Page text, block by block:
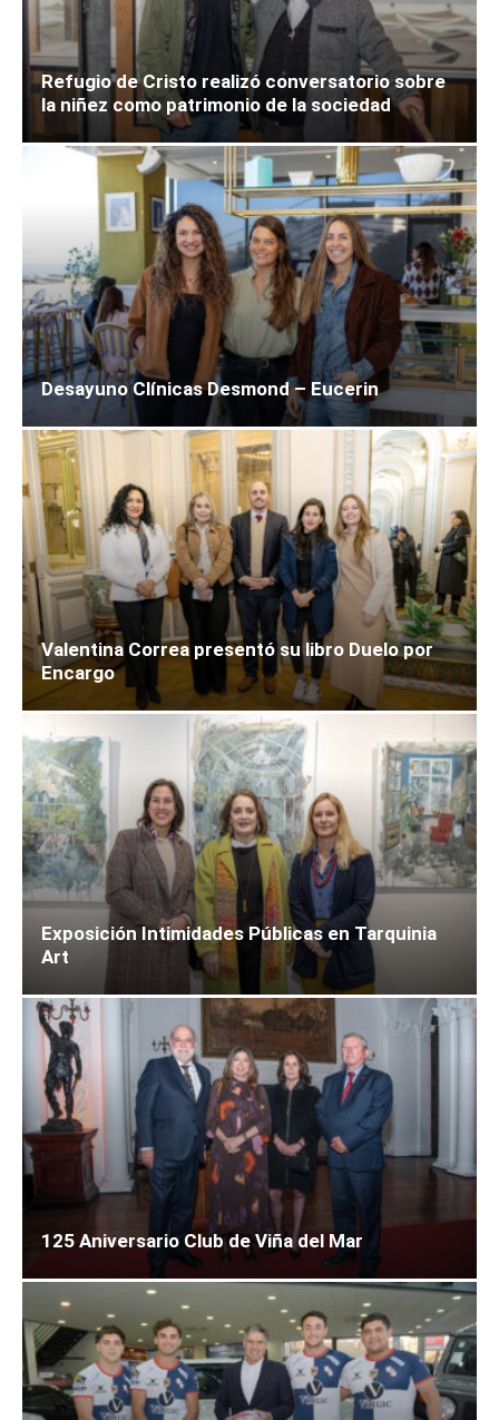
Refugio de Cristo realizó conversatorio sobre
la niñez como patrimonio de la sociedad
Desayuno Clínicas Desmond – Eucerin
Valentina Correa presentó su libro Duelo por
Encargo
Exposición Intimidades Públicas en Tarquinia
Art
125 Aniversario Club de Viña del Mar